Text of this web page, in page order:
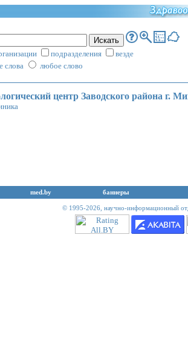
подразделения
везде
слова любое слово
центр Заводского района г.
med.by баннеры
© 1995-2026, научно-информационный